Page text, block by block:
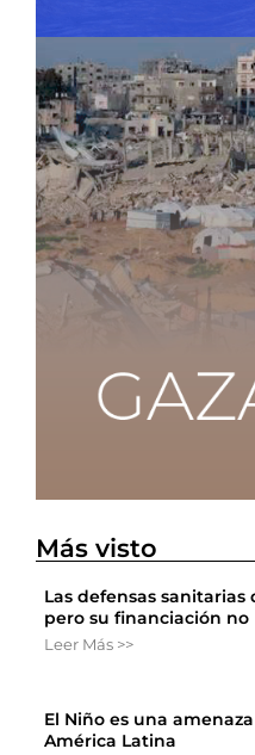
Más visto
Las defensas
pero su financiación no
Leer Más >>
El Niño es una
América Latina